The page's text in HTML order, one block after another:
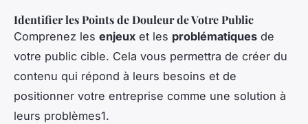
Identifier les Points de Douleur de Votre Public
Comprenez les enjeux et les problématiques de
votre public cible. Cela vous permettra de créer du
contenu qui répond à leurs besoins et de
positionner votre entreprise comme une solution à
leurs problèmes1.